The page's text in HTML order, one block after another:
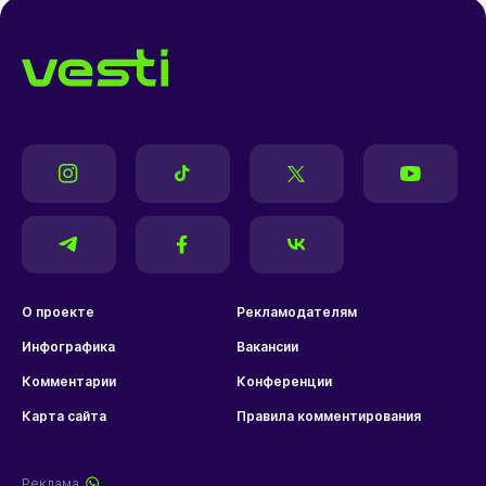
О проекте Рекламодателям
Инфографика Вакансии
Комментарии Конференции
Карта сайта Правила комментирования